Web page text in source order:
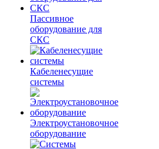
Пассивное
оборудование для
СКС
Кабеленесущие
системы
Электроустановочное
оборудование